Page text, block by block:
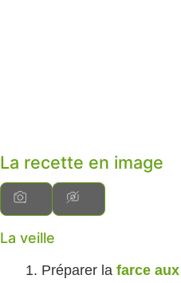
La recette en image
La veille
Préparer la farce